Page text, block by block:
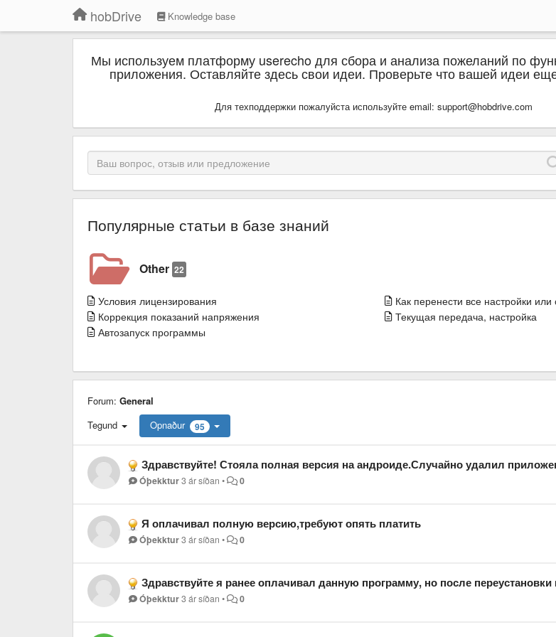
hobDrive Knowledge base
Мы используем платформу userecho для сбора и анализа пожеланий по
приложения. Оставляйте здесь свои идеи. Проверьте что вашей идеи
Для техподдержки пожалуйста используйте email: support@hobdrive.com
Популярные статьи в базе знаний
Other 22
Условия лицензирования
Как перенести все настройки или
Коррекция показаний напряжения
Текущая передача, настройка
Автозапуск программы
Forum: General
Tegund
Opnaður 95
Здравствуйте! Стояла полная версия на андроиде.Случайно удалил приложение теперь
Óþekktur3 ár síðan • 0
Я оплачивал полную версию,требуют опять платить
Óþekktur3 ár síðan • 0
Здравствуйте я ранее оплачивал данную программу, но после переустановки просит перейти снова
Óþekktur3 ár síðan • 0